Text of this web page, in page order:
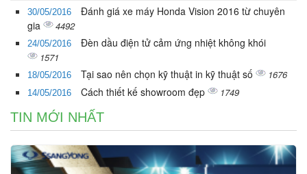
30/05/2016
Đánh giá xe máy Honda Vision 2016 từ chuyên
gia
4492
24/05/2016 Đèn dầu điện tử cảm ứng nhiệt không khói
1571
18/05/2016 Tại sao nên chọn kỹ thuật in kỹ thuật số 1676
14/05/2016 Cách thiết kế showroom đẹp 1749
TIN MỚI NHẤT